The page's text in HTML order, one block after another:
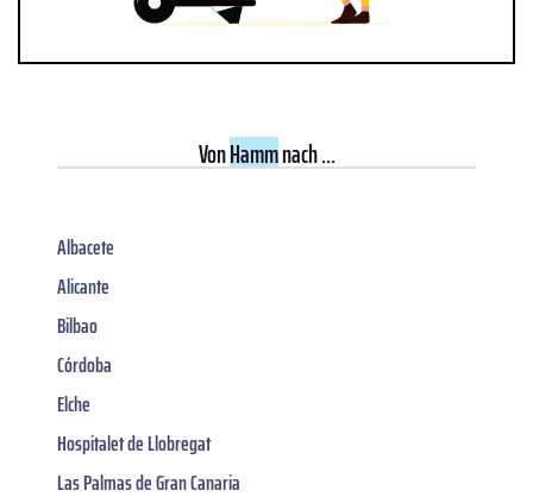
VonHammnach ...
Albacete
Alicante
Bilbao
Córdoba
Elche
Hospitalet de Llobregat
Las Palmas de Gran Canaria